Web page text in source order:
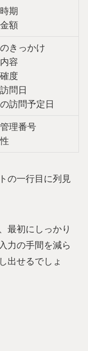
期
額
きっかけ
容
度
問日
訪問予定日
理番号
の一行目に列見
最初にしっかり
力の手間を減ら
出せるでしょ